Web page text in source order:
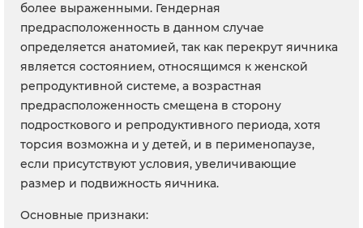
более выраженными. Гендерная
предрасположенность в данном случае
определяется анатомией, так как перекрут яичника
является состоянием, относящимся к женской
репродуктивной системе, а возрастная
предрасположенность смещена в сторону
подросткового и репродуктивного периода, хотя
торсия возможна и у детей, и в перименопаузе,
если присутствуют условия, увеличивающие
размер и подвижность яичника.
Основные признаки: